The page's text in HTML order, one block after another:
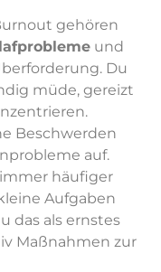
gehören
und
Du
müde, gereizt
Beschwerden
auf.
häufiger
Aufgaben
das als ernstes
Maßnahmen zur